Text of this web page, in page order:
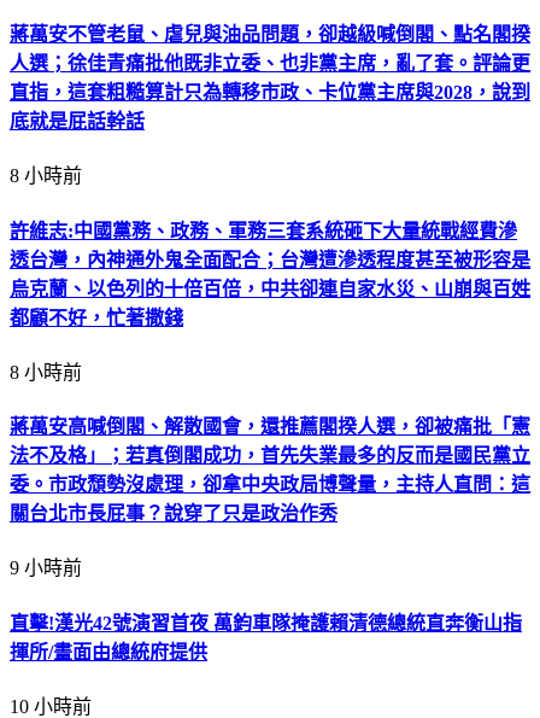
蔣萬安不管老鼠、虐兒與油品問題，卻越級喊倒閣、點名閣揆
人選；徐佳青痛批他既非立委、也非黨主席，亂了套。評論更
直指，這套粗糙算計只為轉移市政、卡位黨主席與2028，說到
底就是屁話幹話
8 小時前
許維志:中國黨務、政務、軍務三套系統砸下大量統戰經費滲
透台灣，內神通外鬼全面配合；台灣遭滲透程度甚至被形容是
烏克蘭、以色列的十倍百倍，中共卻連自家水災、山崩與百姓
都顧不好，忙著撒錢
8 小時前
蔣萬安高喊倒閣、解散國會，還推薦閣揆人選，卻被痛批「憲
法不及格」；若真倒閣成功，首先失業最多的反而是國民黨立
委。市政頹勢沒處理，卻拿中央政局博聲量，主持人直問：這
關台北市長屁事？說穿了只是政治作秀
9 小時前
直擊!漢光42號演習首夜 萬鈞車隊掩護賴清德總統直奔衡山指
揮所/畫面由總統府提供
10 小時前